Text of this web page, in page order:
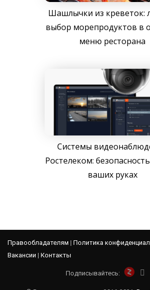
Шашлычки из креветок:
выбор морепродуктов в
меню ресторана
Системы
Ростелеком:
ваших руках
Правообладателям | Политика
Вакансии | Контакты
Подписывайтесь: